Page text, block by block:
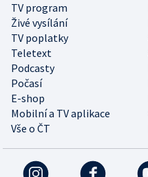
TV program
Živé vysílání
TV poplatky
Teletext
Podcasty
Počasí
E-shop
Mobilní a TV aplikace
Vše o ČT